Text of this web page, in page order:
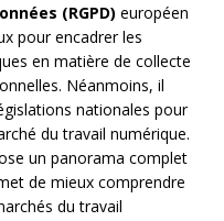
(RGPD) européen
pour encadrer les
en matière de collecte
Néanmoins, il
nationales pour
du travail numérique.
un panorama complet
de mieux comprendre
du travail